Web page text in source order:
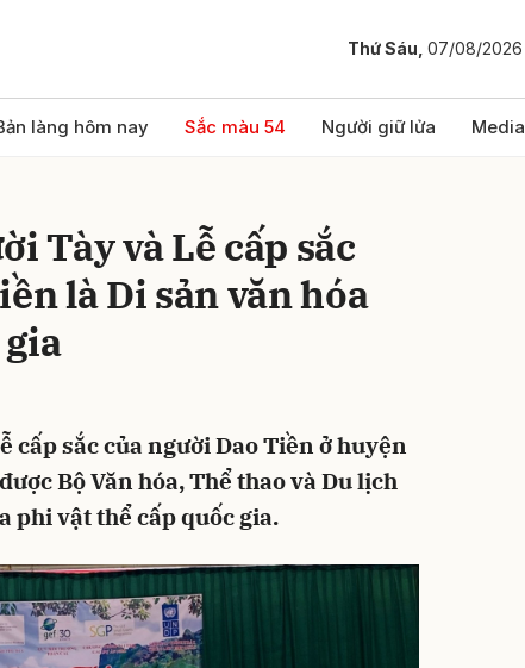
Thứ Sáu, 07/08/2026
làng hôm nay Sắc màu 54 Người giữ lửa Media
Tày và Lễ cấp sắc
là Di sản văn hóa
cấp sắc của người Dao Tiền ở huyện
Bộ Văn hóa, Thể thao và Du lịch
phi vật thể cấp quốc gia.
luận